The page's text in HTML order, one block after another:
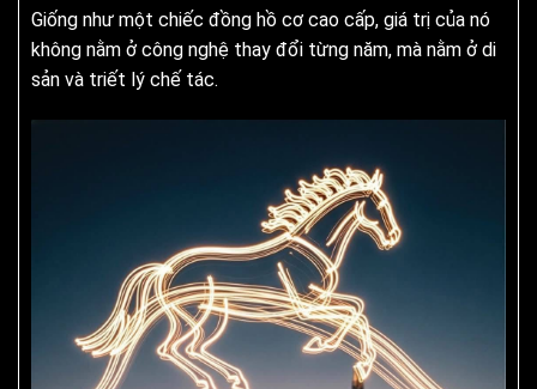
Giống như một chiếc đồng hồ cơ cao cấp, giá trị của nó
không nằm ở công nghệ thay đổi từng năm, mà nằm ở di
sản và triết lý chế tác.